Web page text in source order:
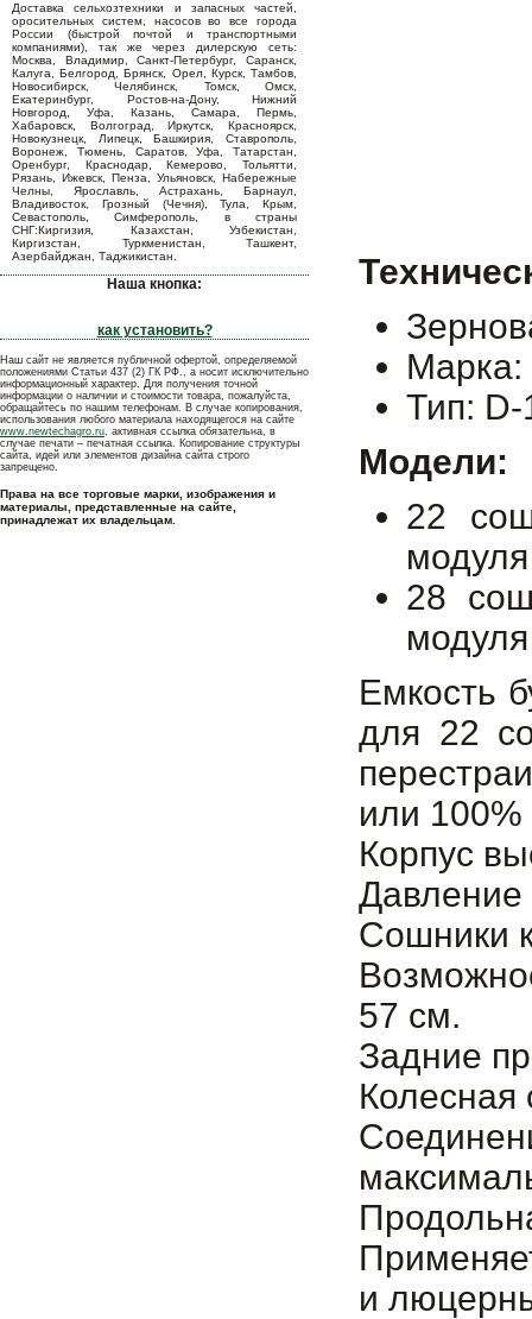
Доставка сельхозтехники и запасных частей,
оросительных систем, насосов во все города
России (быстрой почтой и транспортными
компаниями), так же через дилерскую сеть:
Москва, Владимир, Санкт-Петербург, Саранск,
Калуга, Белгород, Брянск, Орел, Курск, Тамбов,
Новосибирск, Челябинск, Томск, Омск,
Екатеринбург, Ростов-на-Дону, Нижний
Новгород, Уфа, Казань, Самара, Пермь,
Хабаровск, Волгоград, Иркутск, Красноярск,
Новокузнецк, Липецк, Башкирия, Ставрополь,
Воронеж, Тюмень, Саратов, Уфа, Татарстан,
Оренбург, Краснодар, Кемерово, Тольятти,
Рязань, Ижевск, Пенза, Ульяновск, Набережные
Челны, Ярославль, Астрахань, Барнаул,
Владивосток, Грозный (Чечня), Тула, Крым,
Севастополь, Симферополь, в страны
СНГ:Киргизия, Казахстан, Узбекистан,
Киргизстан, Туркменистан, Ташкент,
Азербайджан, Таджикистан.
Наша кнопка:
как установить?
Наш сайт не является публичной офертой, определяемой
положениями Статьи 437 (2) ГК РФ., а носит исключительно
информационный характер. Для получения точной
информации о наличии и стоимости товара, пожалуйста,
обращайтесь по нашим телефонам. В случае копирования,
использования любого материала находящегося на сайте
www.newtechagro.ru, активная ссылка обязательна, в
случае печати – печатная ссылка. Копирование структуры
сайта, идей или элементов дизайна сайта строго
запрещено.
Права на все торговые марки, изображения и
материалы, представленные на сайте,
принадлежат их владельцам.
Тип: D-
Модели:
22
28
Емкость
для 22
или
Корпус
Давление
Сошники
57 см.
Задние
Колесная
и